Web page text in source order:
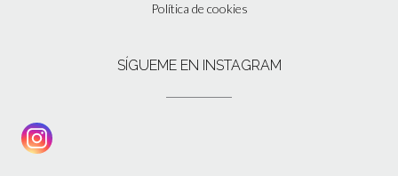
Política de cookies
SÍGUEME EN INSTAGRAM